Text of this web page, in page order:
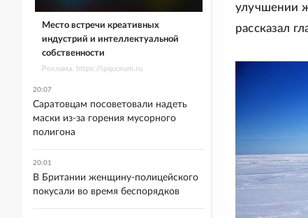
улучшении
рассказал
Место встречи креативных
индустрий и интеллектуальной
собственности
Реклама. https://ipquorum.ru
20:07
Саратовцам посоветовали надеть
маски из-за горения мусорного
полигона
20:01
В Британии женщину-полицейского
покусали во время беспорядков